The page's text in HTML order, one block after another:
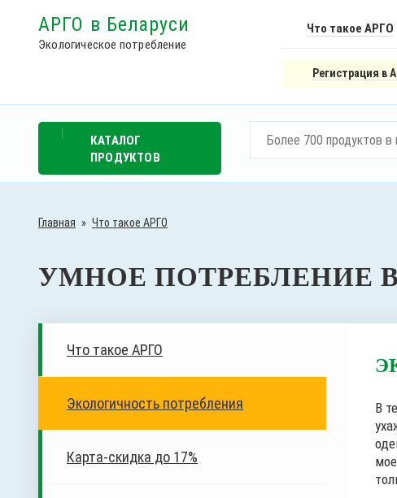
АРГО в Беларуси
Экологическое потребление
Что такое АРГО
Регистрация в
КАТАЛОГ
ПРОДУКТОВ
Главная » Что такое АРГО
УМНОЕ ПОТРЕБЛЕНИЕ
В
Что такое АРГО
Экологичность потребления
Карта-скидка до 17%